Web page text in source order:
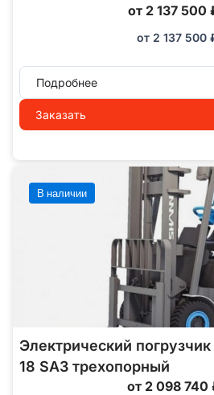
от 2 137 500
от 2 137 500
Подробнее
Заказать
В наличии
Электрический погрузчик
18 SA3 трехопорный
от 2 098 740